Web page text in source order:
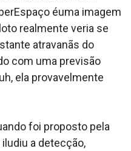
éuma imagem
realmente veria se
atravanãs do
com uma previsão
ela provavelmente
foi proposto pela
a detecção,